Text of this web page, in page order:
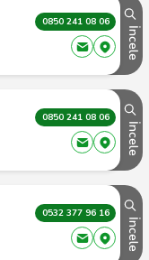
0850 241 08 06
İncele
0850 241 08 06
İncele
0532 377 96 16
İncele